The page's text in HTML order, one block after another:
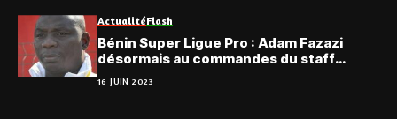
ActualitéFlash
Bénin Super Ligue Pro : Adam Fazazi
désormais au commandes du staff
technique de l’ASPAC
16 JUIN 2023